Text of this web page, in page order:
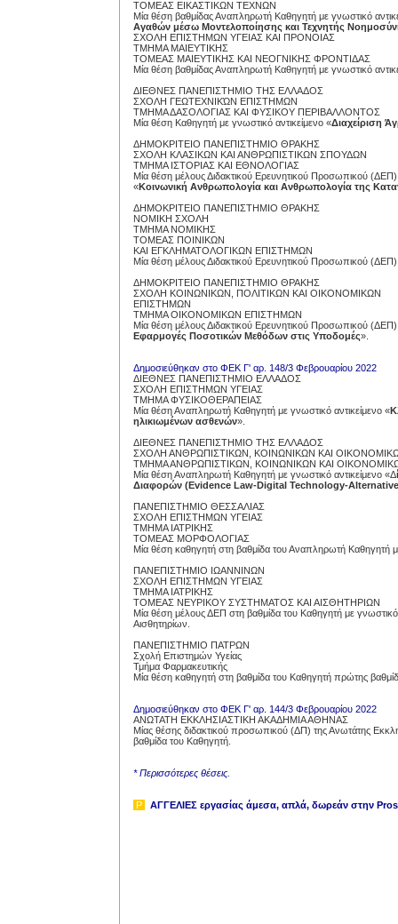
ΤΟΜΕΑΣ ΕΙΚΑΣΤΙΚΩΝ ΤΕΧΝΩΝ
Μία θέση βαθμίδας Αναπληρωτή Καθηγητή με γνωστικό
Αγαθών μέσω Μοντελοποίησης και Τεχνητής
ΣΧΟΛΗ ΕΠΙΣΤΗΜΩΝ ΥΓΕΙΑΣ ΚΑΙ ΠΡΟΝΟΙΑΣ
ΤΜΗΜΑ ΜΑΙΕΥΤΙΚΗΣ
ΤΟΜΕΑΣ ΜΑΙΕΥΤΙΚΗΣ ΚΑΙ ΝΕΟΓΝΙΚΗΣ ΦΡΟΝΤΙΔΑΣ
Μία θέση βαθμίδας Αναπληρωτή Καθηγητή με γνωστικό
ΔΙΕΘΝΕΣ ΠΑΝΕΠΙΣΤΗΜΙΟ ΤΗΣ ΕΛΛΑΔΟΣ
ΣΧΟΛΗ ΓΕΩΤΕΧΝΙΚΏΝ ΕΠΙΣΤΗΜΩΝ
ΤΜΗΜΑ ΔΑΣΟΛΟΓΙΑΣ ΚΑΙ ΦΥΣΙΚΟΥ ΠΕΡΙΒΑΛΛΟΝΤΟΣ
Μία θέση Καθηγητή με γνωστικό αντικείμενο «Διαχείριση
ΔΗΜΟΚΡΙΤΕΙΟ ΠΑΝΕΠΙΣΤΗΜΙΟ ΘΡΑΚΗΣ
ΣΧΟΛΗ ΚΛΑΣΙΚΩΝ ΚΑΙ ΑΝΘΡΩΠΙΣΤΙΚΩΝ ΣΠΟΥΔΩΝ
ΤΜΗΜΑ ΙΣΤΟΡΙΑΣ ΚΑΙ ΕΘΝΟΛΟΓΙΑΣ
Μία θέση μέλους Διδακτικού Ερευνητικού Προσωπικού
«Κοινωνική Ανθρωπολογία και Ανθρωπολογία της
ΔΗΜΟΚΡΙΤΕΙΟ ΠΑΝΕΠΙΣΤΗΜΙΟ ΘΡΑΚΗΣ
ΝΟΜΙΚΗ ΣΧΟΛΗ
ΤΜΗΜΑ ΝΟΜΙΚΗΣ
ΤΟΜΕΑΣ ΠΟΙΝΙΚΩΝ
ΚΑΙ ΕΓΚΛΗΜΑΤΟΛΟΓΙΚΩΝ ΕΠΙΣΤΗΜΩΝ
Μία θέση μέλους Διδακτικού Ερευνητικού Προσωπικού
ΔΗΜΟΚΡΙΤΕΙΟ ΠΑΝΕΠΙΣΤΗΜΙΟ ΘΡΑΚΗΣ
ΣΧΟΛΗ ΚΟΙΝΩΝΙΚΩΝ, ΠΟΛΙΤΙΚΩΝ ΚΑΙ ΟΙΚΟΝΟΜΙΚΩΝ
ΕΠΙΣΤΗΜΩΝ
ΤΜΗΜΑ ΟΙΚΟΝΟΜΙΚΩΝ ΕΠΙΣΤΗΜΩΝ
Μία θέση μέλους Διδακτικού Ερευνητικού Προσωπικού
Εφαρμογές Ποσοτικών Μεθόδων στις Υποδομές».
Δημοσιεύθηκαν στο ΦΕΚ Γ' αρ. 148/3 Φεβρουαρίου 2022
ΔΙΕΘΝΕΣ ΠΑΝΕΠΙΣΤΗΜΙΟ ΕΛΛΑΔΟΣ
ΣΧΟΛΗ ΕΠΙΣΤΗΜΩΝ ΥΓΕΙΑΣ
ΤΜΗΜΑ ΦΥΣΙΚΟΘΕΡΑΠΕΙΑΣ
Μία θέση Αναπληρωτή Καθηγητή με γνωστικό αντικείμενο «
ηλικιωμένων ασθενών».
ΔΙΕΘΝΕΣ ΠΑΝΕΠΙΣΤΗΜΙΟ ΤΗΣ ΕΛΛΑΔΟΣ
ΣΧΟΛΗ ΑΝΘΡΩΠΙΣΤΙΚΩΝ, ΚΟΙΝΩΝΙΚΩΝ ΚΑΙ
ΤΜΗΜΑ ΑΝΘΡΩΠΙΣΤΙΚΩΝ, ΚΟΙΝΩΝΙΚΩΝ ΚΑΙ
Μία θέση Αναπληρωτή Καθηγητή με γνωστικό αντικείμενο «Δ
Διαφορών (Evidence Law-Digital Technology-
ΠΑΝΕΠΙΣΤΗΜΙΟ ΘΕΣΣΑΛΙΑΣ
ΣΧΟΛΗ ΕΠΙΣΤΗΜΩΝ ΥΓΕΙΑΣ
ΤΜΗΜΑ ΙΑΤΡΙΚΗΣ
ΤΟΜΕΑΣ ΜΟΡΦΟΛΟΓΙΑΣ
Μία θέση καθηγητή στη βαθμίδα του Αναπληρωτή Καθηγητή
ΠΑΝΕΠΙΣΤΗΜΙΟ ΙΩΑΝΝΙΝΩΝ
ΣΧΟΛΗ ΕΠΙΣΤΗΜΩΝ ΥΓΕΙΑΣ
ΤΜΗΜΑ ΙΑΤΡΙΚΗΣ
ΤΟΜΕΑΣ ΝΕΥΡΙΚΟΥ ΣΥΣΤΗΜΑΤΟΣ ΚΑΙ ΑΙΣΘΗΤΗΡΙΩΝ
Μία θέση μέλους ΔΕΠ στη βαθμίδα του Καθηγητή με γνωστικό
Αισθητηρίων.
ΠΑΝΕΠΙΣΤΗΜΙΟ ΠΑΤΡΩΝ
Σχολή Επιστημών Υγείας
Τμήμα Φαρμακευτικής
Μία θέση καθηγητή στη βαθμίδα του Καθηγητή πρώτης
Δημοσιεύθηκαν στο ΦΕΚ Γ' αρ. 144/3 Φεβρουαρίου 2022
ΑΝΩΤΑΤΗ ΕΚΚΛΗΣΙΑΣΤΙΚΗ ΑΚΑΔΗΜΙΑ ΑΘΗΝΑΣ
Μίας θέσης διδακτικού προσωπικού (ΔΠ) της Ανωτάτης
βαθμίδα του Καθηγητή.
* Περισσότερες θέσεις.
P ΑΓΓΕΛΙΕΣ εργασίας άμεσα, απλά, δωρεάν στην